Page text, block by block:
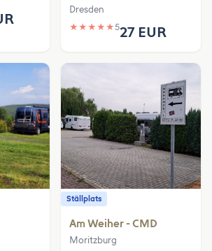
Dresden
★ ★ ★ ★ ★527 EUR
Ställplats
Am Weiher - CMD
Moritzburg